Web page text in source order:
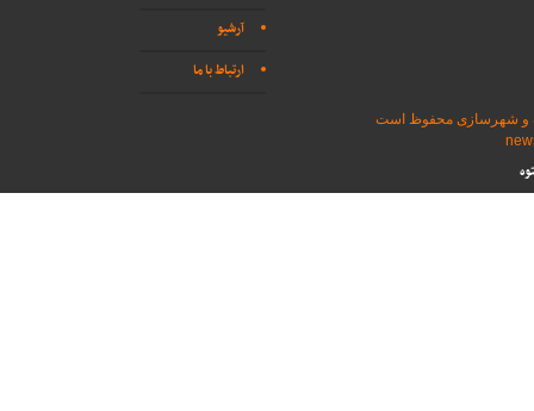
آرشیو
ارتباط با ما
و شهرسازی محفوظ است